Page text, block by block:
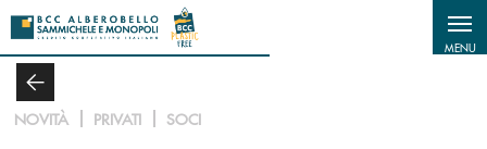
Salta al contenuto principale
MENU
NOVITÀ PRIVATI SOCI